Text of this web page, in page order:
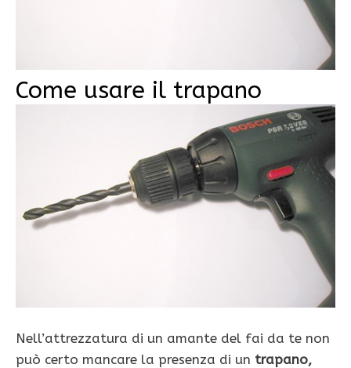
Come usare il trapano
Nell’attrezzatura di un amante del fai da te non
può certo mancare la presenza di un trapano,